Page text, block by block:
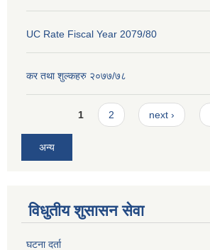
UC Rate Fiscal Year 2079/80
कर तथा शुल्कहरु २०७७/७८
Pages1 2 next ›
अन्य
विधुतीय शुसासन सेवा
घटना दर्ता